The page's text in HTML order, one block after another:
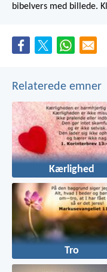
bibelvers med billede.
Relaterede emner
Kærlighed
Tro